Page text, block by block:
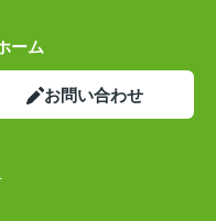
ーム
お問い合わせ